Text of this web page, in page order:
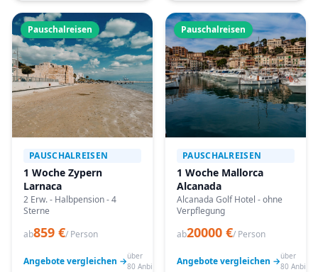
Pauschalreisen
PAUSCHALREISEN
1 Woche Zypern
Larnaca
2 Erw. - Halbpension - 4
Sterne
ab859 €/ Person
Angebote vergleichen →über
80 Anbieter
Pauschalreisen
PAUSCHALREISEN
1 Woche Mallorca
Alcanada
Alcanada Golf Hotel - ohne
Verpflegung
ab20000 €/ Person
Angebote vergleichen →über
80